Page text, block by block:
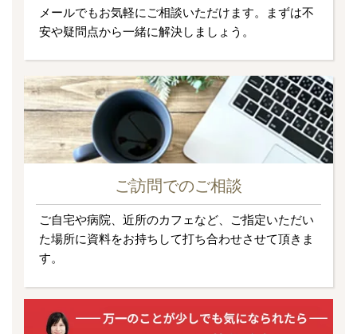
メールでもお気軽にご相談いただけます。まずは不
安や疑問点から一緒に解決しましょう。
ご訪問でのご相談
ご自宅や病院、近所のカフェなど、ご指定いただい
た場所に資料をお持ちして打ち合わせさせて頂きま
す。